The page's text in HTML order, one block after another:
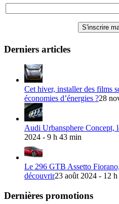
Derniers articles
Cet hiver, installer des films
économies d’énergies ?28
Audi Urbansphere Concept,
2024 - 9 h 43 min
Le 296 GTB Assetto
découvrir23 août 2024 - 12
Dernières promotions